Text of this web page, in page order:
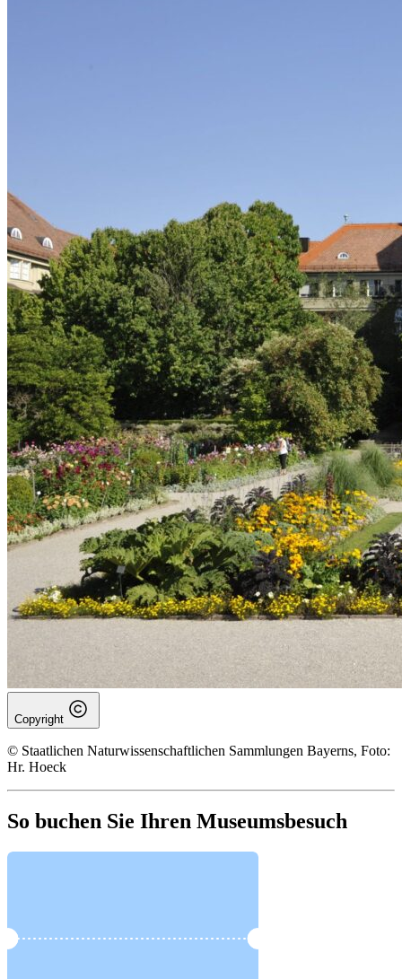
Copyright
© Staatlichen Naturwissenschaftlichen Sammlungen Bayerns, Foto:
Hr. Hoeck
So buchen Sie Ihren Museumsbesuch